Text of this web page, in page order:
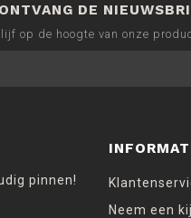
ONTVANG DE
op de hoogte van onze
pinnen!
Neem een